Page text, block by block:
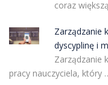
coraz
Zarządzanie
dyscyplinę i
Zarządzanie
pracy nauczyciela, który